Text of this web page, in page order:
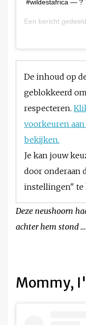
#wildestafrica — ?
Een bericht
De inhoud op
geblokkeerd
respecteren.
voorkeuren
bekijken.
Je kan jouw
door onderaan
instellingen" te
Deze neushoorn
achter hem stond
Mommy,